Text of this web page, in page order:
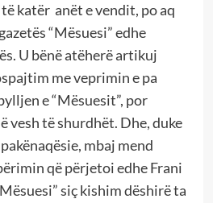
katër anët e vendit, po aq
“Mësuesi” edhe
U bënë atëherë artikuj
me veprimin e pa
e “Mësuesit”, por
vesh të shurdhët. Dhe, duke
mbaj mend
që përjetoi edhe Frani
siç kishim dëshirë ta